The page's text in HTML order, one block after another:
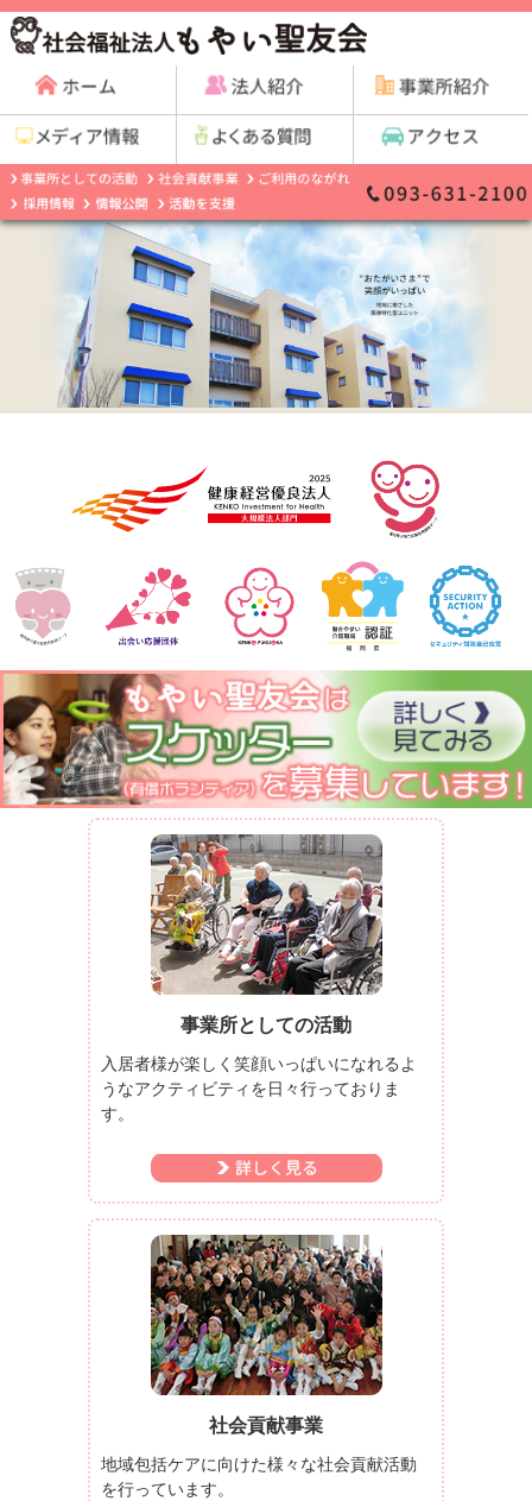
事業所としての活動
入居者様が楽しく笑顔いっぱいになれるよ
うなアクティビティを日々行っておりま
す。
社会貢献事業
地域包括ケアに向けた様々な社会貢献活動
を行っています。